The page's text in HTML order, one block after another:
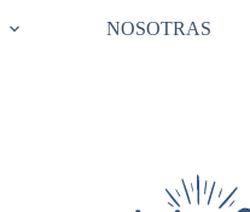
NOSOTRAS